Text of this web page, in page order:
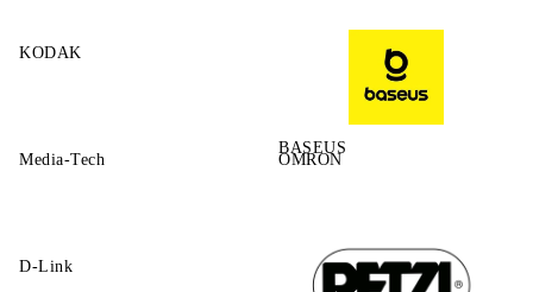
KODAK
BASEUS
Media-Tech OMRON
D-Link